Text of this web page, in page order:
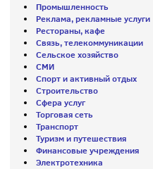
Промышленность
Реклама, рекламные услуги
Рестораны, кафе
Связь, телекоммуникации
Сельское хозяйство
СМИ
Спорт и активный отдых
Строительство
Сфера услуг
Торговая сеть
Транспорт
Туризм и путешествия
Финансовые учреждения
Электротехника